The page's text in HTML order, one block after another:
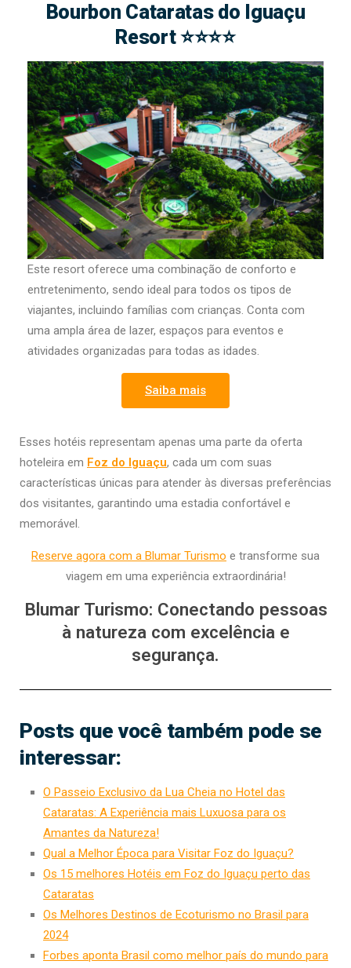
Bourbon Cataratas do Iguaçu
Resort ⭐⭐⭐⭐
Este resort oferece uma combinação de conforto e
entretenimento, sendo ideal para todos os tipos de
viajantes, incluindo famílias com crianças. Conta com
uma ampla área de lazer, espaços para eventos e
atividades organizadas para todas as idades.
Saiba mais
Esses hotéis representam apenas uma parte da oferta
hoteleira em Foz do Iguaçu, cada um com suas
características únicas para atender às diversas preferências
dos visitantes, garantindo uma estadia confortável e
memorável.
Reserve agora com a Blumar Turismo e transforme sua
viagem em uma experiência extraordinária!
Blumar Turismo: Conectando pessoas
à natureza com excelência e
segurança.
Posts que você também pode se
interessar:
O Passeio Exclusivo da Lua Cheia no Hotel das
Cataratas: A Experiência mais Luxuosa para os
Amantes da Natureza!
Qual a Melhor Época para Visitar Foz do Iguaçu?
Os 15 melhores Hotéis em Foz do Iguaçu perto das
Cataratas
Os Melhores Destinos de Ecoturismo no Brasil para
2024
Forbes aponta Brasil como melhor país do mundo para